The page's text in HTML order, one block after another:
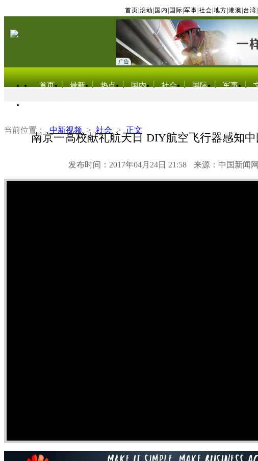
首页 滚动 国内 国际 军事 社会 地方 港澳 台湾
首页 最新 热点 国内 社会 国际 军事
当前位置： 中新视频 > 社会 > 正文
南京一高校献礼航天日 DIY航空飞行器感知
发布时间：2017年04月24日 21:58 来源：中国新闻网